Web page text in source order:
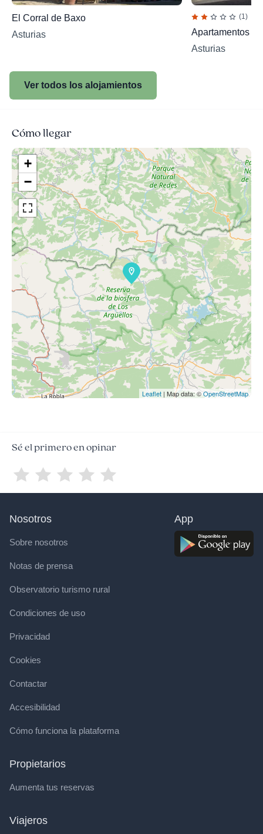
El Corral de Baxo
Asturias
(1)
Apartamentos el
Asturias
Ver todos los alojamientos
Cómo llegar
+
−
Leaflet | Map data: ©OpenStreetMap
Sé el primero en opinar
Nosotros
Sobre nosotros
Notas de prensa
Observatorio turismo rural
Condiciones de uso
Privacidad
Cookies
Contactar
Accesibilidad
Cómo funciona la plataforma
Propietarios
Aumenta tus reservas
Viajeros
App